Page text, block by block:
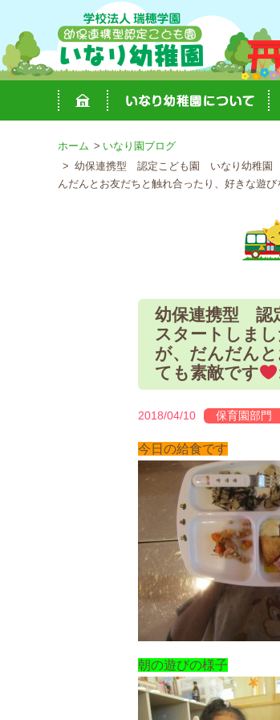
ホーム
いなり園ブログ
幼保連携型 認定こども園 いなり幼稚園
んだんとお友だちと触れ合ったり、好きな遊
幼保連携型 認
スタートしま
が、だんだん
ても素敵です
2018/04/10 保育園部門
今日の給食です
朝の遊びの様子